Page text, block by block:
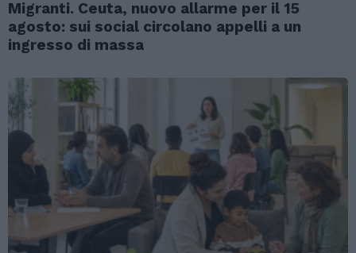
Migranti. Ceuta, nuovo allarme per il 15
agosto: sui social circolano appelli a un
ingresso di massa